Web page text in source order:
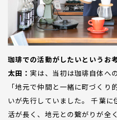
珈琲での活動がしたいというお
太田：実は、当初は珈琲自体へ
「地元で仲間と一緒に町づくり
いが先行していました。 千葉
活が長く、地元との繋がりが全